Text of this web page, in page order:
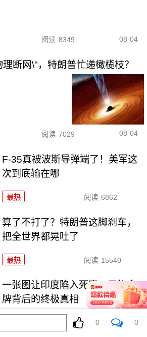
阅读 8349 08-04
断网\"，特朗普忙递橄榄枝？
阅读 7029 08-04
F-35真被波斯导弹端了！美军这
次到底输在哪
最热 阅读 6862
算了不打了？特朗普这脚刹车，
把全世界都晃吐了
最热 阅读 15540
一张图让印度陷入死寂，五枚金
牌背后的终极真相
阅读 10835
0 0